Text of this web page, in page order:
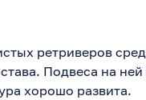
ретриверов
Подвеса на
хорошо развита.